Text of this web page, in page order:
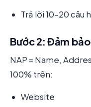
Trả lời 10-20 câu
Bước 2: Đảm
NAP = Name,
100% trên:
Website